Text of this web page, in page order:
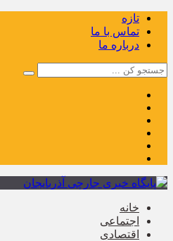
تازه
تماس با ما
درباره ما
خانه
اجتماعی
اقتصادی